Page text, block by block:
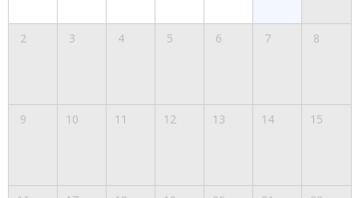
2 3 4 5 6 7 8
9 10 11 12 13 14 15